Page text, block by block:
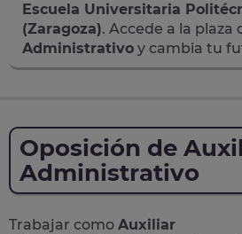
Escuela Universitaria
(Zaragoza). Accede a la plaza
Administrativo y cambia tu
Oposición de
Administrativo
Trabajar como Auxiliar